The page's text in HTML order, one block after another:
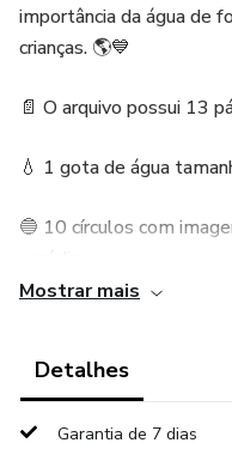
importância da água de
crianças. 🌎💙
📄 O arquivo possui 13
💧 1 gota de água
🔵 10 círculos com
🎵 Letra completa da
acompanhamento
Mostrar mais
Detalhes
Garantia de 7 dias